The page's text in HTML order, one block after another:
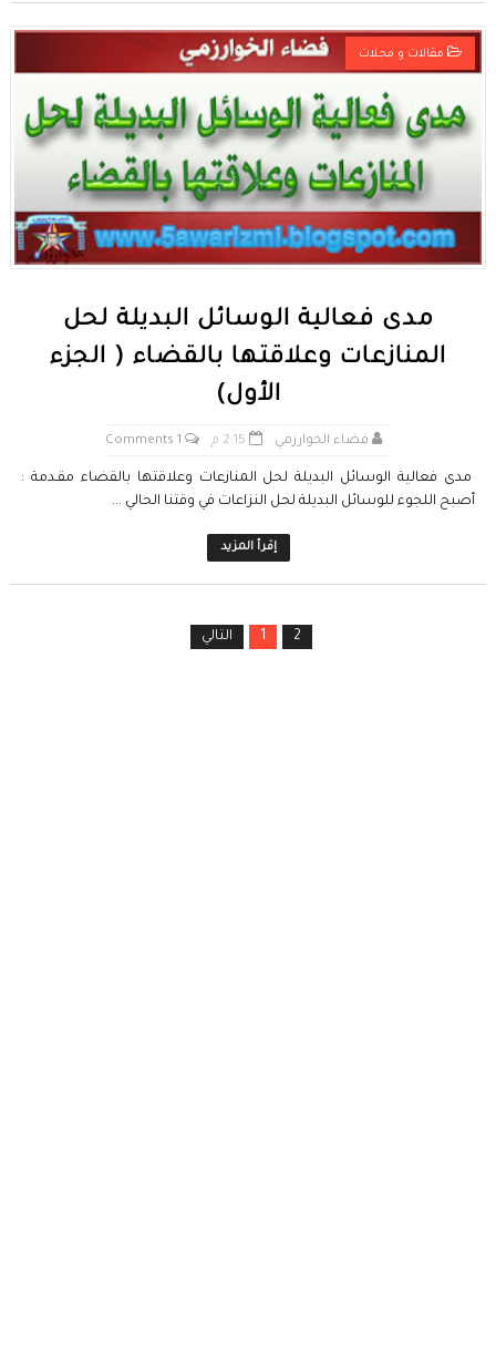
مقالات و مجلات
مدى فعالية الوسائل البديلة لحل
المنازعات وعلاقتها بالقضاء ( الجزء
الأول)
فضاء الخوارزمي 2:15 م 1 Comments
مدى فعالية الوسائل البديلة لحل المنازعات وعلاقتها بالقضاء مقـدمة :
أصبح اللجوء للوسائل البديلة لحل النزاعات في وقتنا الحالي ...
إقرأ المزيد
1 2 التالي